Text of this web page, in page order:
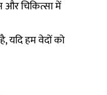
और चिकित्सा में
यदि हम वेदों को